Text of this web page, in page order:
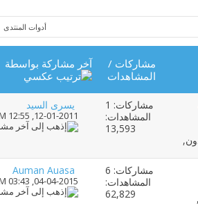
أدوات المنتدى
مشاركات /
المشاهدات
آخر مشاركة بواسطة
مشاركات: 1
المشاهدات:
13,593
يسرى السيد
12-01-2011,
12:55 AM
مشاركات: 6
المشاهدات:
62,829
Auman Auasa
04-04-2015,
03:43 AM